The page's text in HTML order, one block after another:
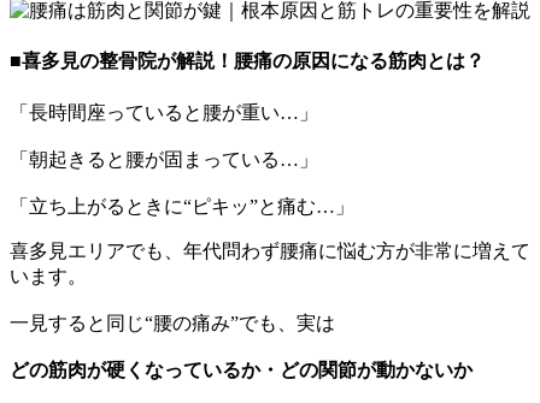
■喜多見の整骨院が解説！腰痛の原因になる筋肉とは？
「長時間座っていると腰が重い…」
「朝起きると腰が固まっている…」
「立ち上がるときに“ピキッ”と痛む…」
喜多見エリアでも、年代問わず腰痛に悩む方が非常に増えて
います。
一見すると同じ“腰の痛み”でも、実は
どの筋肉が硬くなっているか・どの関節が動かないか